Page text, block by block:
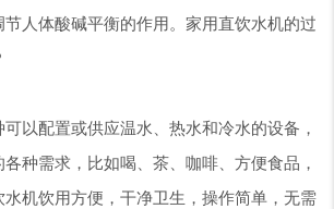
节人体酸碱平衡的作用。家用直饮水机的过
以配置或供应温水、热水和冷水的设备，
种需求，比如喝、茶、咖啡、方便食品，
机饮用方便，干净卫生，操作简单，无需